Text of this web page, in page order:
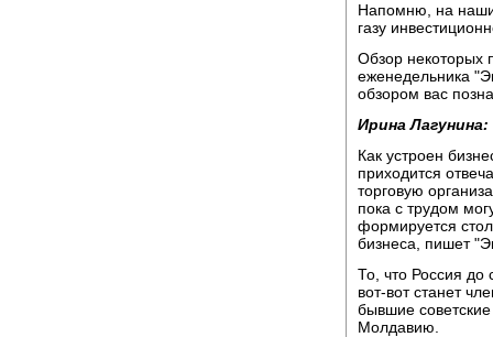
Напомню, на наши
газу
Обзор некоторых
еженедельника
обзором вас
Ирина Лагунина:
Как устроен
приходится
торговую
пока с трудом
формируется
бизнеса, пишет
То, что Россия
вот-вот станет
бывшие
Молдавию.